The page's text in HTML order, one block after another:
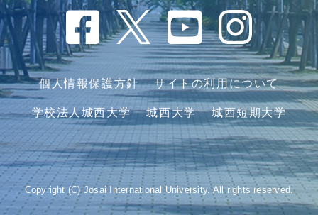
個人情報保護方針 サイトの利用について
学校法人城西大学 城西大学 城西短期大学
Copyright (C) Josai International University. All rights reserved.